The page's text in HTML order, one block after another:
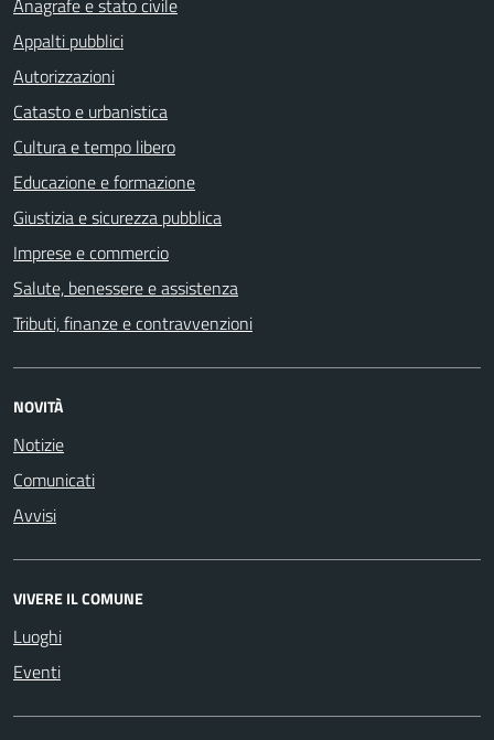
Appalti pubblici
Autorizzazioni
Catasto e urbanistica
Cultura e tempo libero
Educazione e formazione
Giustizia e sicurezza pubblica
Imprese e commercio
Salute, benessere e assistenza
Tributi, finanze e contravvenzioni
NOVITÀ
Notizie
Comunicati
Avvisi
VIVERE IL COMUNE
Luoghi
Eventi